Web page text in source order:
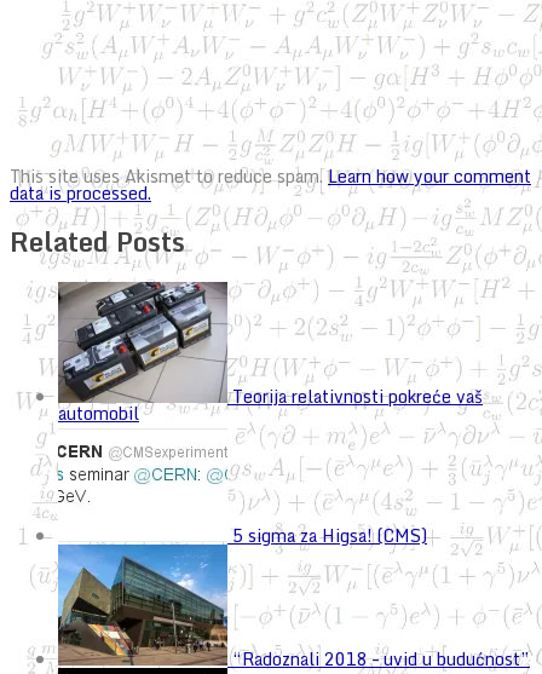
This site uses Akismet to reduce spam.Learn how your comment
data is processed.
Related Posts
Teorija relativnosti pokreće vaš
automobil
5 sigma za Higsa! (CMS)
“Radoznali 2018 – uvid u budućnost”